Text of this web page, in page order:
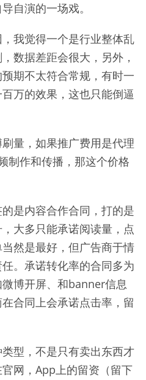
自演的一场戏。
我觉得一个是行业整体乱
数据差距会很大，另外，
期不太符合常规，有时一
万的效果，这也只能倒逼
量，如果推广费用是代理
制作和传播，那这个价格
是内容合作合同，打的是
大多只能承诺阅读量，点
然是最好，但广告商于情
。承诺转化率的合同多为
博开屏、和banner信息
合同上会承诺点击率，留
型，不是只有卖出东西才
网，App上的留资（留下